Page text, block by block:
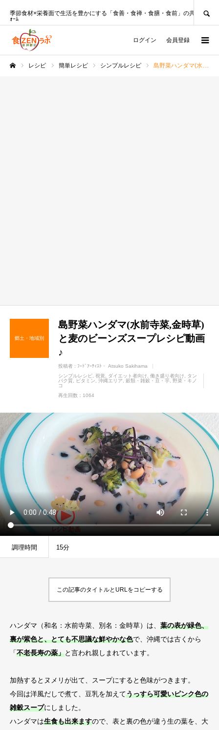
季節食材×栄養面で生活を豊かにする「食善・食禅・食膳・食前」の共創ﾌﾟﾗｯﾄﾌ
ｫｰﾑ
ログイン 会員登録
レシピ 簡単レシピ シンプルレシピ 島野菜ハンダマ(水前寺菜,金時草)と麦のビーンズスープレシピ動画♪
郷土・地域別
島野菜ハンダマ(水前寺菜,金時草)
と麦のビーンズスープレシピ動画
♪
投稿者 : ﾌｰﾄﾞｱｰﾃｨｽﾄ・ Atsuko Sakihama
シンプルレシピ 視覚 ダイエット者向け 働き盛り者向け
タン
パク質
ビタミン 沖縄エリア 穀類・雑穀・豆・芋 野菜・キノ
コ
再生回数：1064
調理時間 15分
この記事のタイトルとURLをコピーする
ハンダマ（和名：水前寺菜、別名：金時草）は、 葉の表が緑色、
裏が紫色と、とても不思議な鮮やかな色で、沖縄では古くから
「不老長寿の薬」と言われ親しまれています。
加熱するとヌメリが出て、スープにすると色味がつきます。
今回は洋風だしで煮て、豆乳を加えてうっすら可愛いピンク色の
雑穀スープにしました。
ハンダマは生食も出来ますので、表と裏の色が違う生の葉を、大